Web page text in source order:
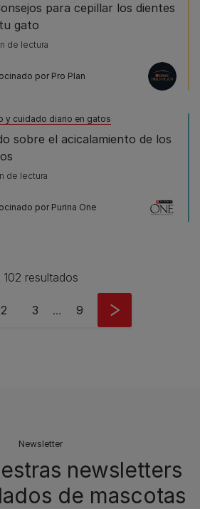
para cepillar los dientes
gato
de lectura
por Pro Plan
y cuidado diario en gatos
sobre el acicalamiento de los
de lectura
por Purina One
102 resultados
page
Page
2 Page
3 … Last page
9
Newsletter
newsletters
de mascotas​